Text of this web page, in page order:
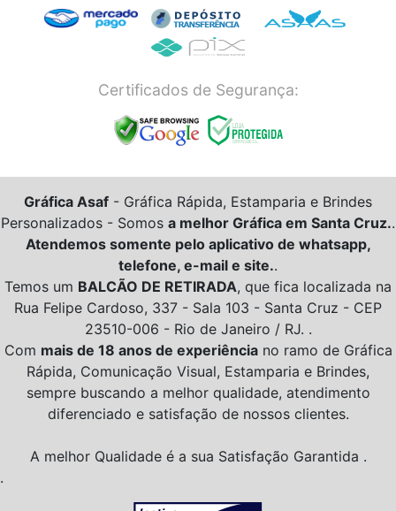
Certificados de Segurança:
Gráfica Asaf - Gráfica Rápida, Estamparia e Brindes
Personalizados - Somos a melhor Gráfica em Santa Cruz..
Atendemos somente pelo aplicativo de whatsapp,
telefone, e-mail e site..
Temos um BALCÃO DE RETIRADA, que fica localizada na
Rua Felipe Cardoso, 337 - Sala 103 - Santa Cruz - CEP
23510-006 - Rio de Janeiro / RJ. .
Com mais de 18 anos de experiênciano ramo de Gráfica
Rápida, Comunicação Visual, Estamparia e Brindes,
sempre buscando a melhor qualidade, atendimento
diferenciado e satisfação de nossos clientes.
A melhor Qualidade é a sua Satisfação Garantida .
.